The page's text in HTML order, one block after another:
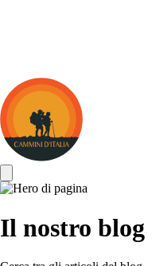
Cammini
d&#039;Italia
Il nostro blog